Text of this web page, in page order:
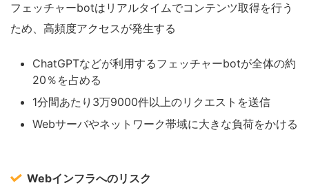
フェッチャーbotはリアルタイムでコンテンツ取得を行う
ため、高頻度アクセスが発生する
ChatGPTなどが利用するフェッチャーbotが全体の約
20％を占める
1分間あたり3万9000件以上のリクエストを送信
Webサーバやネットワーク帯域に大きな負荷をかける
Webインフラへのリスク